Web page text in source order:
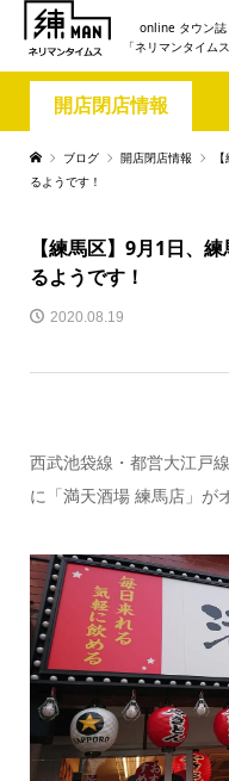
online タウン誌
「ネリマンタイムス
開店閉店情報
ブログ 開店閉店情報
るようです！
【練馬区】9月1日、
るようです！
2020.08.19
西武池袋線・都営大江戸
に「満天酒場 練馬店」が